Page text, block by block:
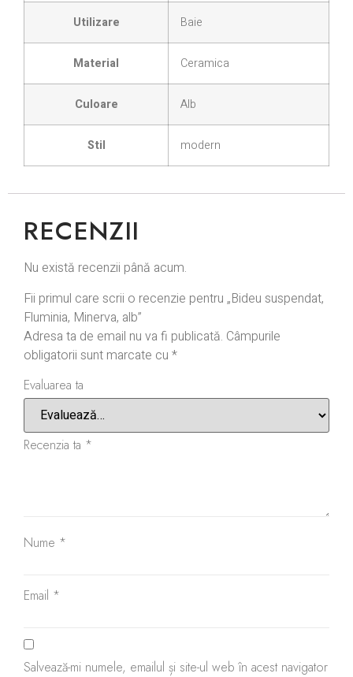
Utilizare Baie
Material Ceramica
Culoare Alb
Stil modern
RECENZII
Nu există recenzii până acum.
Fii primul care scrii o recenzie pentru „Bideu suspendat,
Fluminia, Minerva, alb”
Adresa ta de email nu va fi publicată. Câmpurile
obligatorii sunt marcate cu *
Evaluarea ta
Recenzia ta *
Nume *
Email *
Salvează-mi numele, emailul și site-ul web în acest navigator